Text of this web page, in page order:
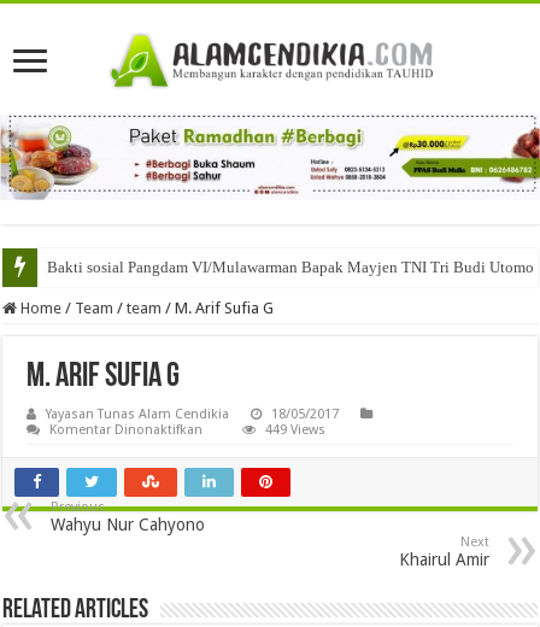
Bakti sosial Pangdam VI/Mulawarman Bapak Mayjen TNI Tri Budi Utomo
Home / Team / team / M. Arif Sufia G
M. Arif Sufia G
Yayasan Tunas Alam Cendikia
18/05/2017
Komentar Dinonaktifkan
Sufia
G
449 Views
Previous
Wahyu Nur Cahyono
Next
Khairul Amir
Related Articles